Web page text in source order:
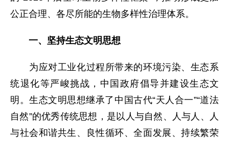
公正合理、各尽所能的生物多样性治理体系。
一、坚持生态文明思想
为应对工业化过程所带来的环境污染、生态系
统退化等严峻挑战，中国政府倡导并建设生态文
明。生态文明思想继承了中国古代“天人合一”“道法
自然”的优秀传统思想，是以人与自然、人与人、人
与社会和谐共生、良性循环、全面发展、持续繁荣